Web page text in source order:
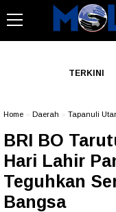
TERKINI
Home Daerah Tapanuli
BRI BO
Hari Lahir
Teguhkan
Bangsa